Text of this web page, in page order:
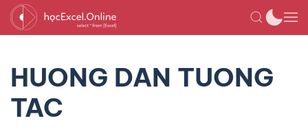
HUONG DAN TUONG
TAC